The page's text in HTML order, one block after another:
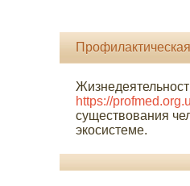
https://
существования
экосистеме.